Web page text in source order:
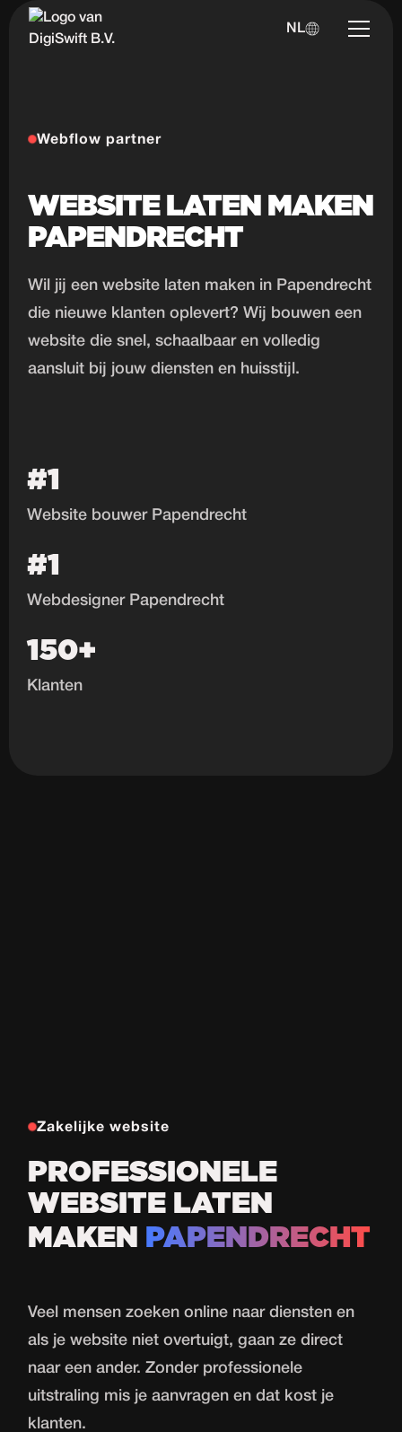
NL
Webflow partner
WEBSITE LATEN MAKEN
PAPENDRECHT
Wil jij een website laten maken in Papendrecht
die nieuwe klanten oplevert? Wij bouwen een
website die snel, schaalbaar en volledig
aansluit bij jouw diensten en huisstijl.
#1
Website bouwer Papendrecht
#1
Webdesigner Papendrecht
150+
Klanten
Zakelijke website
PROFESSIONELE
WEBSITE LATEN
MAKEN
PAPENDRECHT
Veel mensen zoeken online naar diensten en
als je website niet overtuigt, gaan ze direct
naar een ander. Zonder professionele
uitstraling mis je aanvragen en dat kost je
klanten.